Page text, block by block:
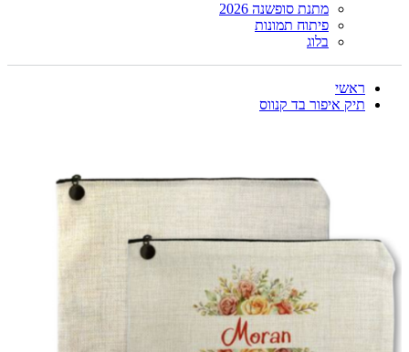
מתנת סופשנה 2026
פיתוח תמונות
בלוג
ראשי
תיק איפור בד קנווס